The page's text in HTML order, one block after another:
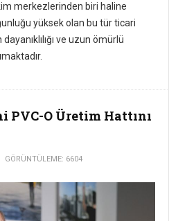
merkezlerinden biri haline
yüksek olan bu tür ticari
ve uzun ömürlü
O Üretim Hattını
GÖRÜNTÜLEME: 6604